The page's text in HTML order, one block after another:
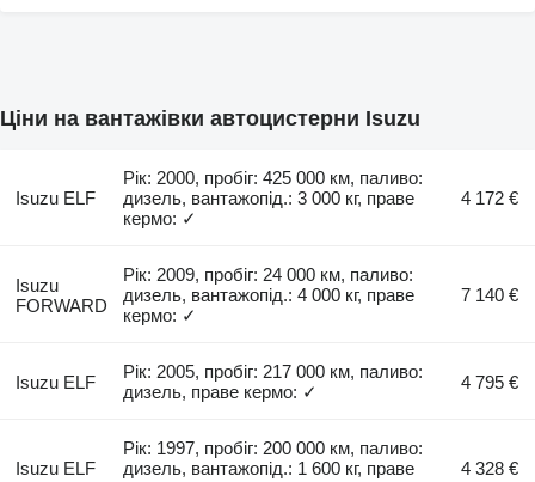
Ціни на вантажівки автоцистерни Isuzu
Isuzu ELF
Рік: 2000, пробіг: 425 000 км, паливо:
дизель, вантажопід.: 3 000 кг, праве
кермо: ✓
4 172 €
Isuzu
FORWARD
Рік: 2009, пробіг: 24 000 км, паливо:
дизель, вантажопід.: 4 000 кг, праве
кермо: ✓
7 140 €
Isuzu ELF
Рік: 2005, пробіг: 217 000 км, паливо:
дизель, праве кермо: ✓
4 795 €
Isuzu ELF
Рік: 1997, пробіг: 200 000 км, паливо:
дизель, вантажопід.: 1 600 кг, праве
4 328 €